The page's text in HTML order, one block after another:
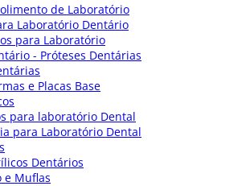
de Laboratório
Laboratório Dentário
para Laboratório
- Próteses Dentárias
e Placas Base
para laboratório Dental
para Laboratório Dental
Dentários
e Muflas